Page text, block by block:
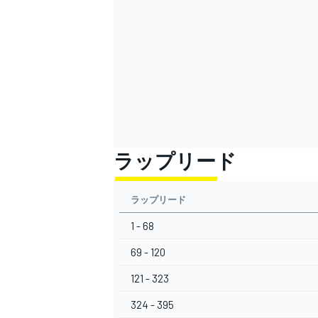
ラップリード
ラップリード
1 - 68
69 - 120
121 - 323
324 - 395